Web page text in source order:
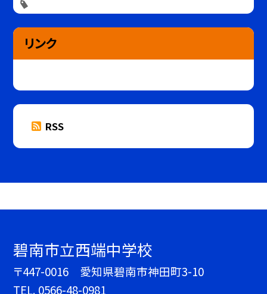
リンク
RSS
碧南市立西端中学校
〒447-0016 愛知県碧南市神田町3-10
TEL. 0566-48-0981